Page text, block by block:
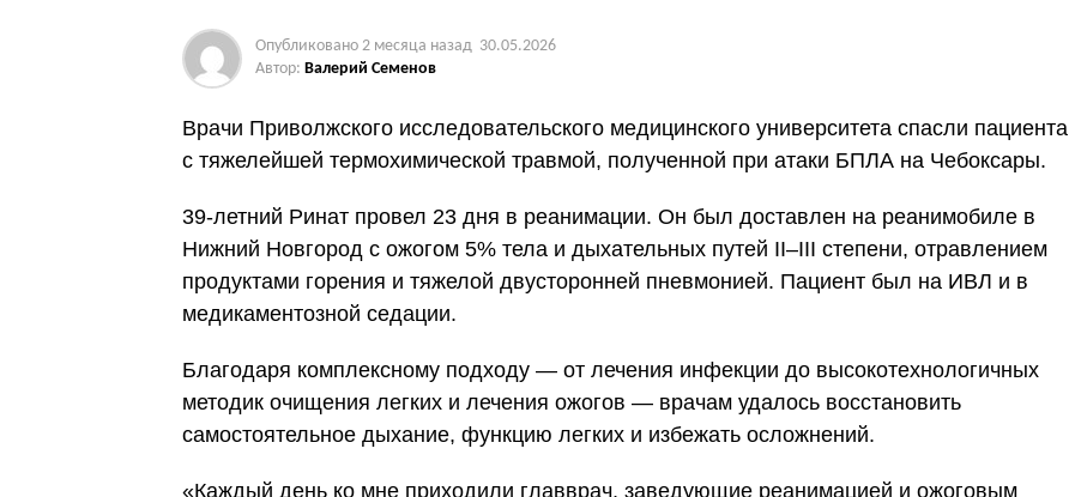
Опубликовано 2 месяца назад 30.05.2026
Автор: Валерий Семенов
Врачи Приволжского исследовательского медицинского университета спасли пациента
с тяжелейшей термохимической травмой, полученной при атаки БПЛА на Чебоксары.
39-летний Ринат провел 23 дня в реанимации. Он был доставлен на реанимобиле в
Нижний Новгород с ожогом 5% тела и дыхательных путей II–III степени, отравлением
продуктами горения и тяжелой двусторонней пневмонией. Пациент был на ИВЛ и в
медикаментозной седации.
Благодаря комплексному подходу — от лечения инфекции до высокотехнологичных
методик очищения легких и лечения ожогов — врачам удалось восстановить
самостоятельное дыхание, функцию легких и избежать осложнений.
«Каждый день ко мне приходили главврач, заведующие реанимацией и ожоговым